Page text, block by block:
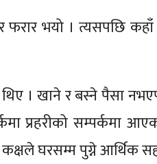
फरार भयो । त्यसपछि
। खाने र बस्ने पैसा
प्रहरीको सम्पर्कमा
घरसम्म पुग्ने आर्थिक